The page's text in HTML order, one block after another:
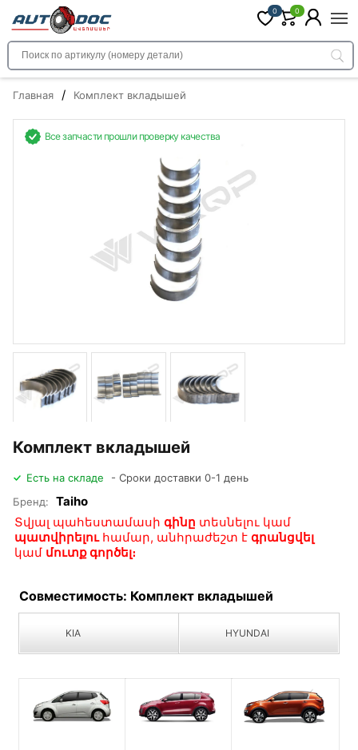
0 0
Главная / Комплект вкладышей
Все запчасти прошли проверку качества
Комплект вкладышей
Есть на складе
- Сроки доставки 0-1 день
Бренд:
Taiho
Տվյալ պահեստամասի գինը տեսնելու կամ
պատվիրելուհամար, անհրաժեշտ է գրանցվել
կամ մուտք գործել։
Совместимость: Комплект вкладышей
KIA HYUNDAI